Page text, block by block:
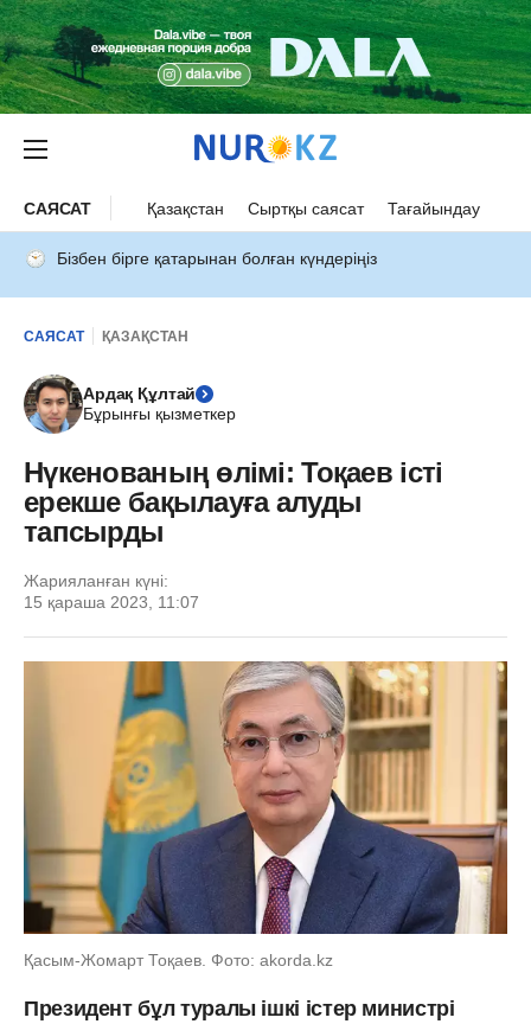
САЯСАТ Қазақстан Сыртқы саясат Тағайындау
Бізбен бірге қатарынан болған күндеріңіз
САЯСАТ ҚАЗАҚСТАН
Ардақ Құлтай
Бұрынғы қызметкер
Нүкенованың өлімі: Тоқаев істі
ерекше бақылауға алуды
тапсырды
Жарияланған күні:
15 қараша 2023, 11:07
Қасым-Жомарт Тоқаев. Фото: akorda.kz
Президент бұл туралы ішкі істер министрі